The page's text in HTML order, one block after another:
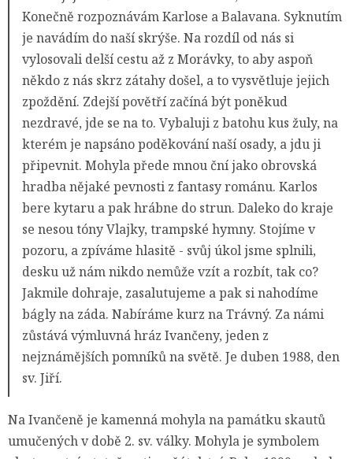
Konečně rozpoznávám Karlose a Balavana. Syknutím
je navádím do naší skrýše. Na rozdíl od nás si
vylosovali delší cestu až z Morávky, to aby aspoň
někdo z nás skrz zátahy došel, a to vysvětluje jejich
zpoždění. Zdejší povětří začíná být poněkud
nezdravé, jde se na to. Vybaluji z batohu kus žuly, na
kterém je napsáno poděkování naší osady, a jdu ji
připevnit. Mohyla přede mnou ční jako obrovská
hradba nějaké pevnosti z fantasy románu. Karlos
bere kytaru a pak hrábne do strun. Daleko do kraje
se nesou tóny Vlajky, trampské hymny. Stojíme v
pozoru, a zpíváme hlasitě - svůj úkol jsme splnili,
desku už nám nikdo nemůže vzít a rozbít, tak co?
Jakmile dohraje, zasalutujeme a pak si nahodíme
bágly na záda. Nabíráme kurz na Trávný. Za námi
zůstává výmluvná hráz Ivančeny, jeden z
nejznámějších pomníků na světě. Je duben 1988, den
sv. Jiří.
Na Ivančeně je kamenná mohyla na památku skautů
umučených v době 2. sv. války. Mohyla je symbolem